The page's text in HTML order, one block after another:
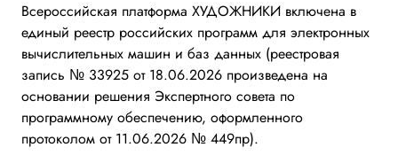
Всероссийская платформа ХУДОЖНИКИ включена в
единый реестр российских программ для электронных
вычислительных машин и баз данных (реестровая
запись № 33925 от 18.06.2026 произведена на
основании решения Экспертного совета по
программному обеспечению, оформленного
протоколом от 11.06.2026 № 449пр).